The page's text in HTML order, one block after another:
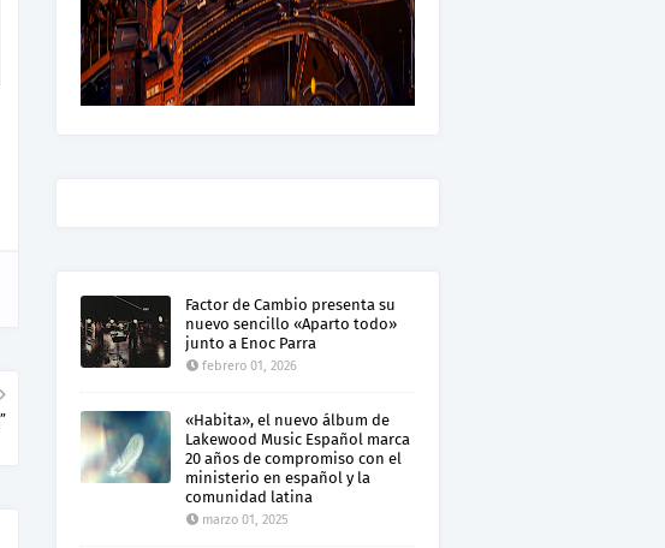
Factor de Cambio presenta su
nuevo sencillo «Aparto todo»
junto a Enoc Parra
febrero 01, 2026
«Habita», el nuevo álbum de
Lakewood Music Español marca
20 años de compromiso con el
ministerio en español y la
comunidad latina
marzo 01, 2025